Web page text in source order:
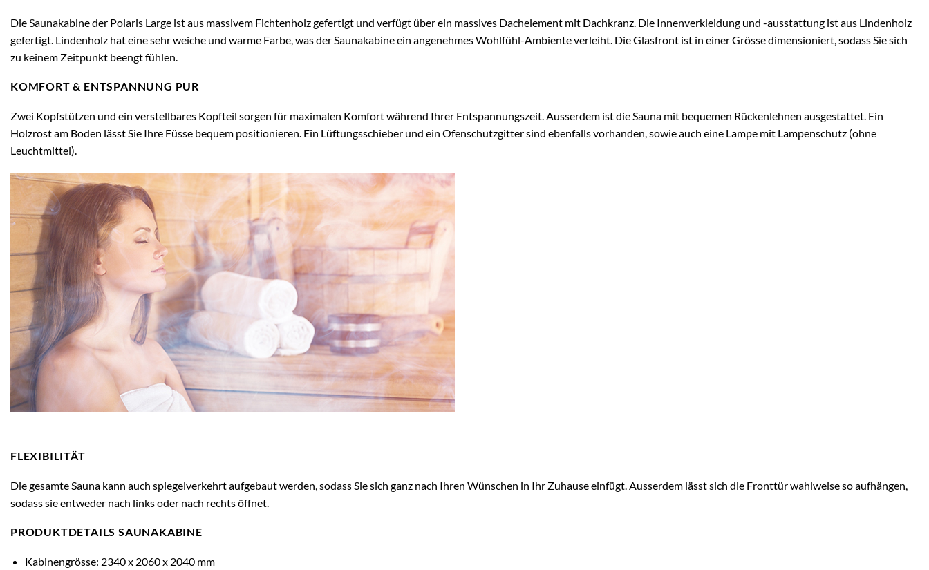
Die Saunakabine der Polaris Large ist aus massivem Fichtenholz gefertigt und verfügt über ein massives Dachelement mit Dachkranz. Die Innenverkleidung und -ausstattung ist aus Lindenholz
gefertigt. Lindenholz hat eine sehr weiche und warme Farbe, was der Saunakabine ein angenehmes Wohlfühl-Ambiente verleiht. Die Glasfront ist in einer Grösse dimensioniert, sodass Sie sich
zu keinem Zeitpunkt beengt fühlen.
KOMFORT & ENTSPANNUNG PUR
Zwei Kopfstützen und ein verstellbares Kopfteil sorgen für maximalen Komfort während Ihrer Entspannungszeit. Ausserdem ist die Sauna mit bequemen Rückenlehnen ausgestattet. Ein
Holzrost am Boden lässt Sie Ihre Füsse bequem positionieren. Ein Lüftungsschieber und ein Ofenschutzgitter sind ebenfalls vorhanden, sowie auch eine Lampe mit Lampenschutz (ohne
Leuchtmittel).
FLEXIBILITÄT
Die gesamte Sauna kann auch spiegelverkehrt aufgebaut werden, sodass Sie sich ganz nach Ihren Wünschen in Ihr Zuhause einfügt. Ausserdem lässt sich die Fronttür wahlweise so aufhängen,
sodass sie entweder nach links oder nach rechts öffnet.
PRODUKTDETAILS SAUNAKABINE
Kabinengrösse: 2340 x 2060 x 2040 mm